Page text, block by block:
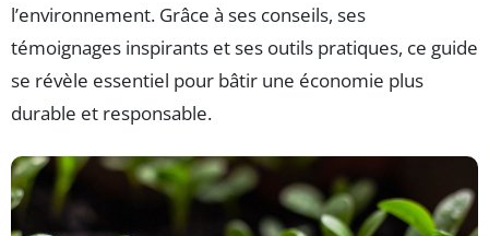
l’environnement. Grâce à ses conseils, ses
témoignages inspirants et ses outils pratiques, ce guide
se révèle essentiel pour bâtir une économie plus
durable et responsable.